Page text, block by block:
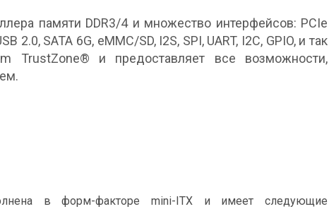
памяти DDR3/4 и множество интерфейсов: PCIe
2.0, SATA 6G, eMMC/SD, I2S, SPI, UART, I2C, GPIO, и так
TrustZone® и предоставляет все возможности,
в форм-факторе mini-ITX и имеет следующие